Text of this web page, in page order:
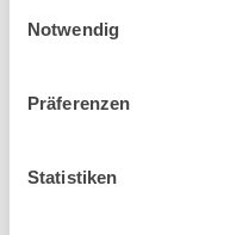
Notwendig
Präferenzen
Statistiken